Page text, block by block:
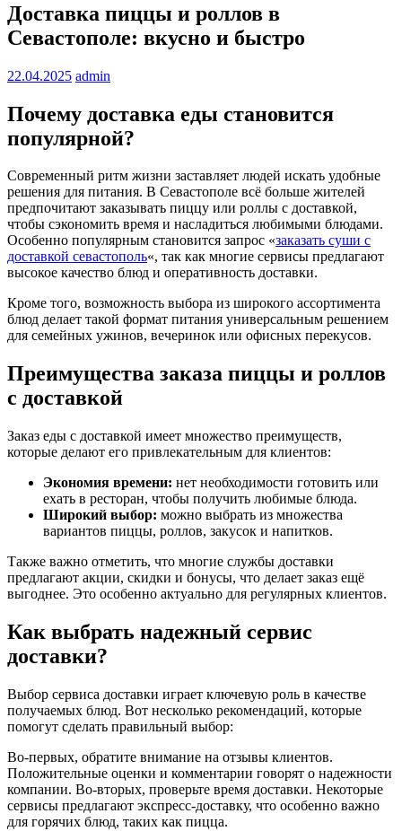
Доставка пиццы и роллов в
Севастополе: вкусно и быстро
22.04.2025 admin
Почему доставка еды становится
популярной?
Современный ритм жизни заставляет людей искать удобные
решения для питания. В Севастополе всё больше жителей
предпочитают заказывать пиццу или роллы с доставкой,
чтобы сэкономить время и насладиться любимыми блюдами.
Особенно популярным становится запрос «заказать суши с
доставкой севастополь«, так как многие сервисы предлагают
высокое качество блюд и оперативность доставки.
Кроме того, возможность выбора из широкого ассортимента
блюд делает такой формат питания универсальным решением
для семейных ужинов, вечеринок или офисных перекусов.
Преимущества заказа пиццы и роллов
с доставкой
Заказ еды с доставкой имеет множество преимуществ,
которые делают его привлекательным для клиентов:
Экономия времени: нет необходимости готовить или
ехать в ресторан, чтобы получить любимые блюда.
Широкий выбор: можно выбрать из множества
вариантов пиццы, роллов, закусок и напитков.
Также важно отметить, что многие службы доставки
предлагают акции, скидки и бонусы, что делает заказ ещё
выгоднее. Это особенно актуально для регулярных клиентов.
Как выбрать надежный сервис
доставки?
Выбор сервиса доставки играет ключевую роль в качестве
получаемых блюд. Вот несколько рекомендаций, которые
помогут сделать правильный выбор:
Во-первых, обратите внимание на отзывы клиентов.
Положительные оценки и комментарии говорят о надежности
компании. Во-вторых, проверьте время доставки. Некоторые
сервисы предлагают экспресс-доставку, что особенно важно
для горячих блюд, таких как пицца.